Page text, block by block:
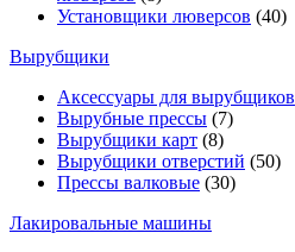
Установщики люверсов (40)
Вырубщики
Аксессуары для вырубщиков
Вырубные прессы (7)
Вырубщики карт (8)
Вырубщики отверстий (50)
Прессы валковые (30)
Лакировальные машины